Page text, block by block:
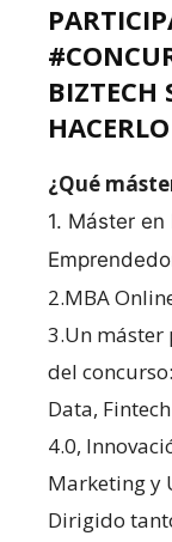
BIZTECH
¿Qué
1. Máster
2.MBA
3.Un máster
del
Data,
4.0,
Marketing y
Dirigido